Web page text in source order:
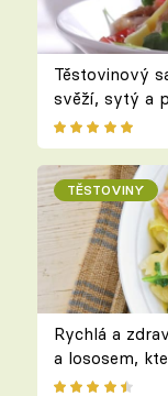
Těstovinový
svěží, sytý a
TĚSTOVINY
Rychlá a
a lososem,